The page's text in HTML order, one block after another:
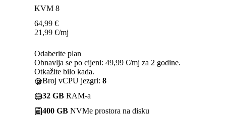
KVM 8
64,99 €
21,99 €/mj
Odaberite plan
Obnavlja se po cijeni: 49,99 €/mj za 2 godine.
Otkažite bilo kada.
Broj vCPU jezgri: 8
32 GB RAM-a
400 GB NVMe prostora na disku